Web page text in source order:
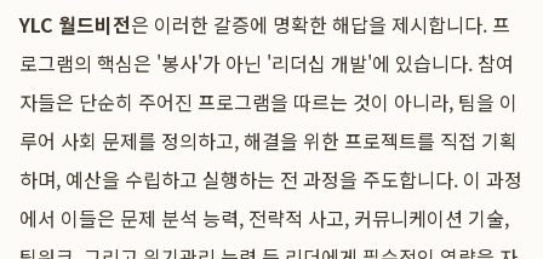
YLC 월드비전은 이러한 갈증에 명확한 해답을 제시합니다. 프
로그램의 핵심은 '봉사'가 아닌 '리더십 개발'에 있습니다. 참여
자들은 단순히 주어진 프로그램을 따르는 것이 아니라, 팀을 이
루어 사회 문제를 정의하고, 해결을 위한 프로젝트를 직접 기획
하며, 예산을 수립하고 실행하는 전 과정을 주도합니다. 이 과정
에서 이들은 문제 분석 능력, 전략적 사고, 커뮤니케이션 기술,